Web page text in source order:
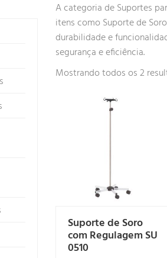
A categoria de Suportes
itens como Suporte de
durabilidade e
segurança e eficiência.
Mostrando todos os 2
Suporte de Soro
com Regulagem SU
0510